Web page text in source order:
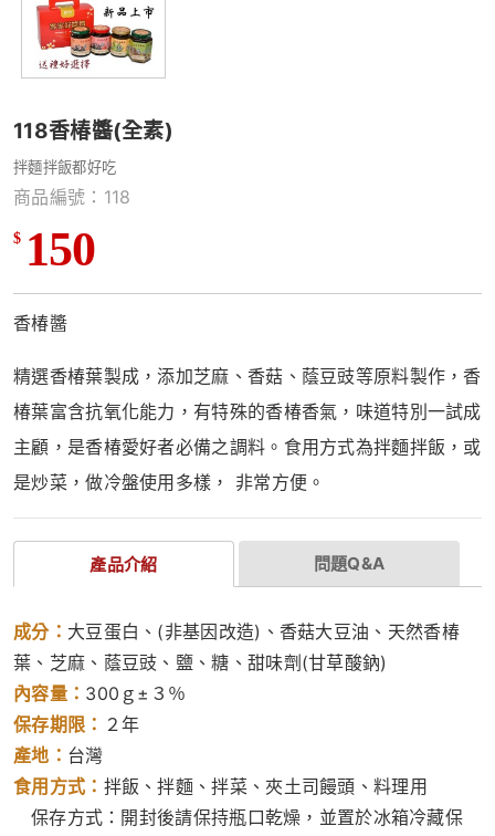
118香椿醬(全素)
拌麵拌飯都好吃
商品編號：118
$ 150
香椿醬
精選香椿葉製成，添加芝麻、香菇、蔭豆豉等原料製作，香
椿葉富含抗氧化能力，有特殊的香椿香氣，味道特別一試成
主顧，是香椿愛好者必備之調料。食用方式為拌麵拌飯，或
是炒菜，做冷盤使用多樣， 非常方便。
產品介紹 問題Q&A
成分： 大豆蛋白、(非基因改造)、香菇大豆油、天然香椿
葉、芝麻、蔭豆豉、鹽、糖、甜味劑(甘草酸鈉)
內容量： 300ｇ±３％
保存期限： ２年
產地： 台灣
食用方式： 拌飯、拌麵、拌菜、夾土司饅頭、料理用
保存方式：開封後請保持瓶口乾燥，並置於冰箱冷藏保